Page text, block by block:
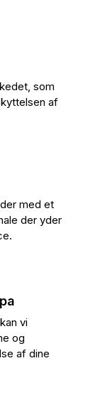
som
af
med et
der yder
vi
og
af dine